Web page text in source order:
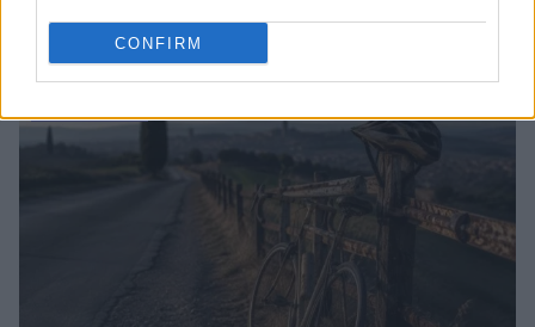
CONFIRM
l’estate al cinema